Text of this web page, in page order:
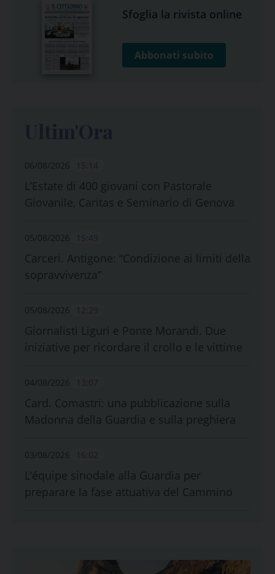
Sfoglia la rivista online
Abbonati subito
06/08/2026
L’Estate di 400 giovani con Pastorale
Giovanile, Caritas e Seminario di Genova
05/08/2026
Carceri. Antigone: “Condizione ai limiti della
sopravvivenza”
05/08/2026
Giornalisti Liguri e Ponte Morandi. Due
iniziative per ricordare il crollo e le vittime
04/08/2026
Card. Comastri: una pubblicazione sulla
Madonna della Guardia e sulla preghiera
03/08/2026
L’équipe sinodale alla Guardia per
preparare la fase attuativa del Cammino